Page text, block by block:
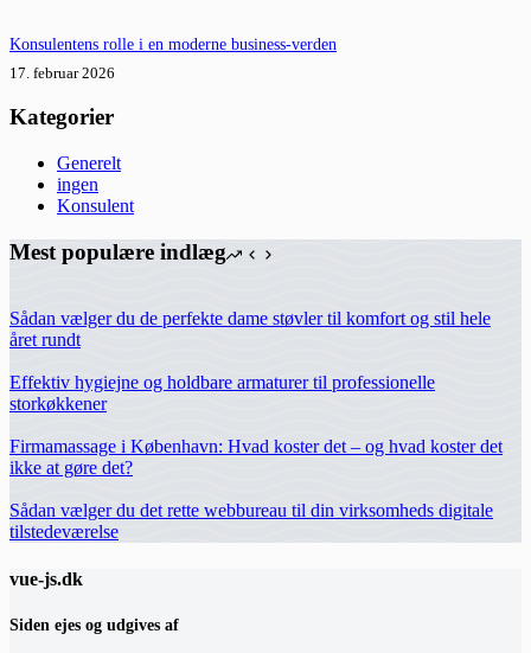
Konsulentens rolle i en moderne business-verden
17. februar 2026
Kategorier
Generelt
ingen
Konsulent
Mest populære indlæg
Sådan vælger du de perfekte dame støvler til komfort og stil hele
året rundt
Effektiv hygiejne og holdbare armaturer til professionelle
storkøkkener
Firmamassage i København: Hvad koster det – og hvad koster det
ikke at gøre det?
Sådan vælger du det rette webbureau til din virksomheds digitale
tilstedeværelse
vue-js.dk
Siden ejes og udgives af